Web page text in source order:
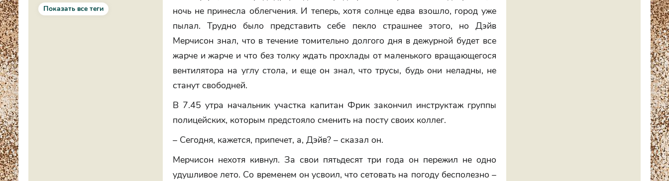
Показать все теги
ночь не принесла облегчения. И теперь, хотя солнце едва взошло, город уже
пылал. Трудно было представить себе пекло страшнее этого, но Дэйв
Мерчисон знал, что в течение томительно долгого дня в дежурной будет все
жарче и жарче и что без толку ждать прохлады от маленького вращающегося
вентилятора на углу стола, и еще он знал, что трусы, будь они неладны, не
станут свободней.
В 7.45 утра начальник участка капитан Фрик закончил инструктаж группы
полицейских, которым предстояло сменить на посту своих коллег.
– Сегодня, кажется, припечет, а, Дэйв? – сказал он.
Мерчисон нехотя кивнул. За свои пятьдесят три года он пережил не одно
удушливое лето. Со временем он усвоил, что сетовать на погоду бесполезно –